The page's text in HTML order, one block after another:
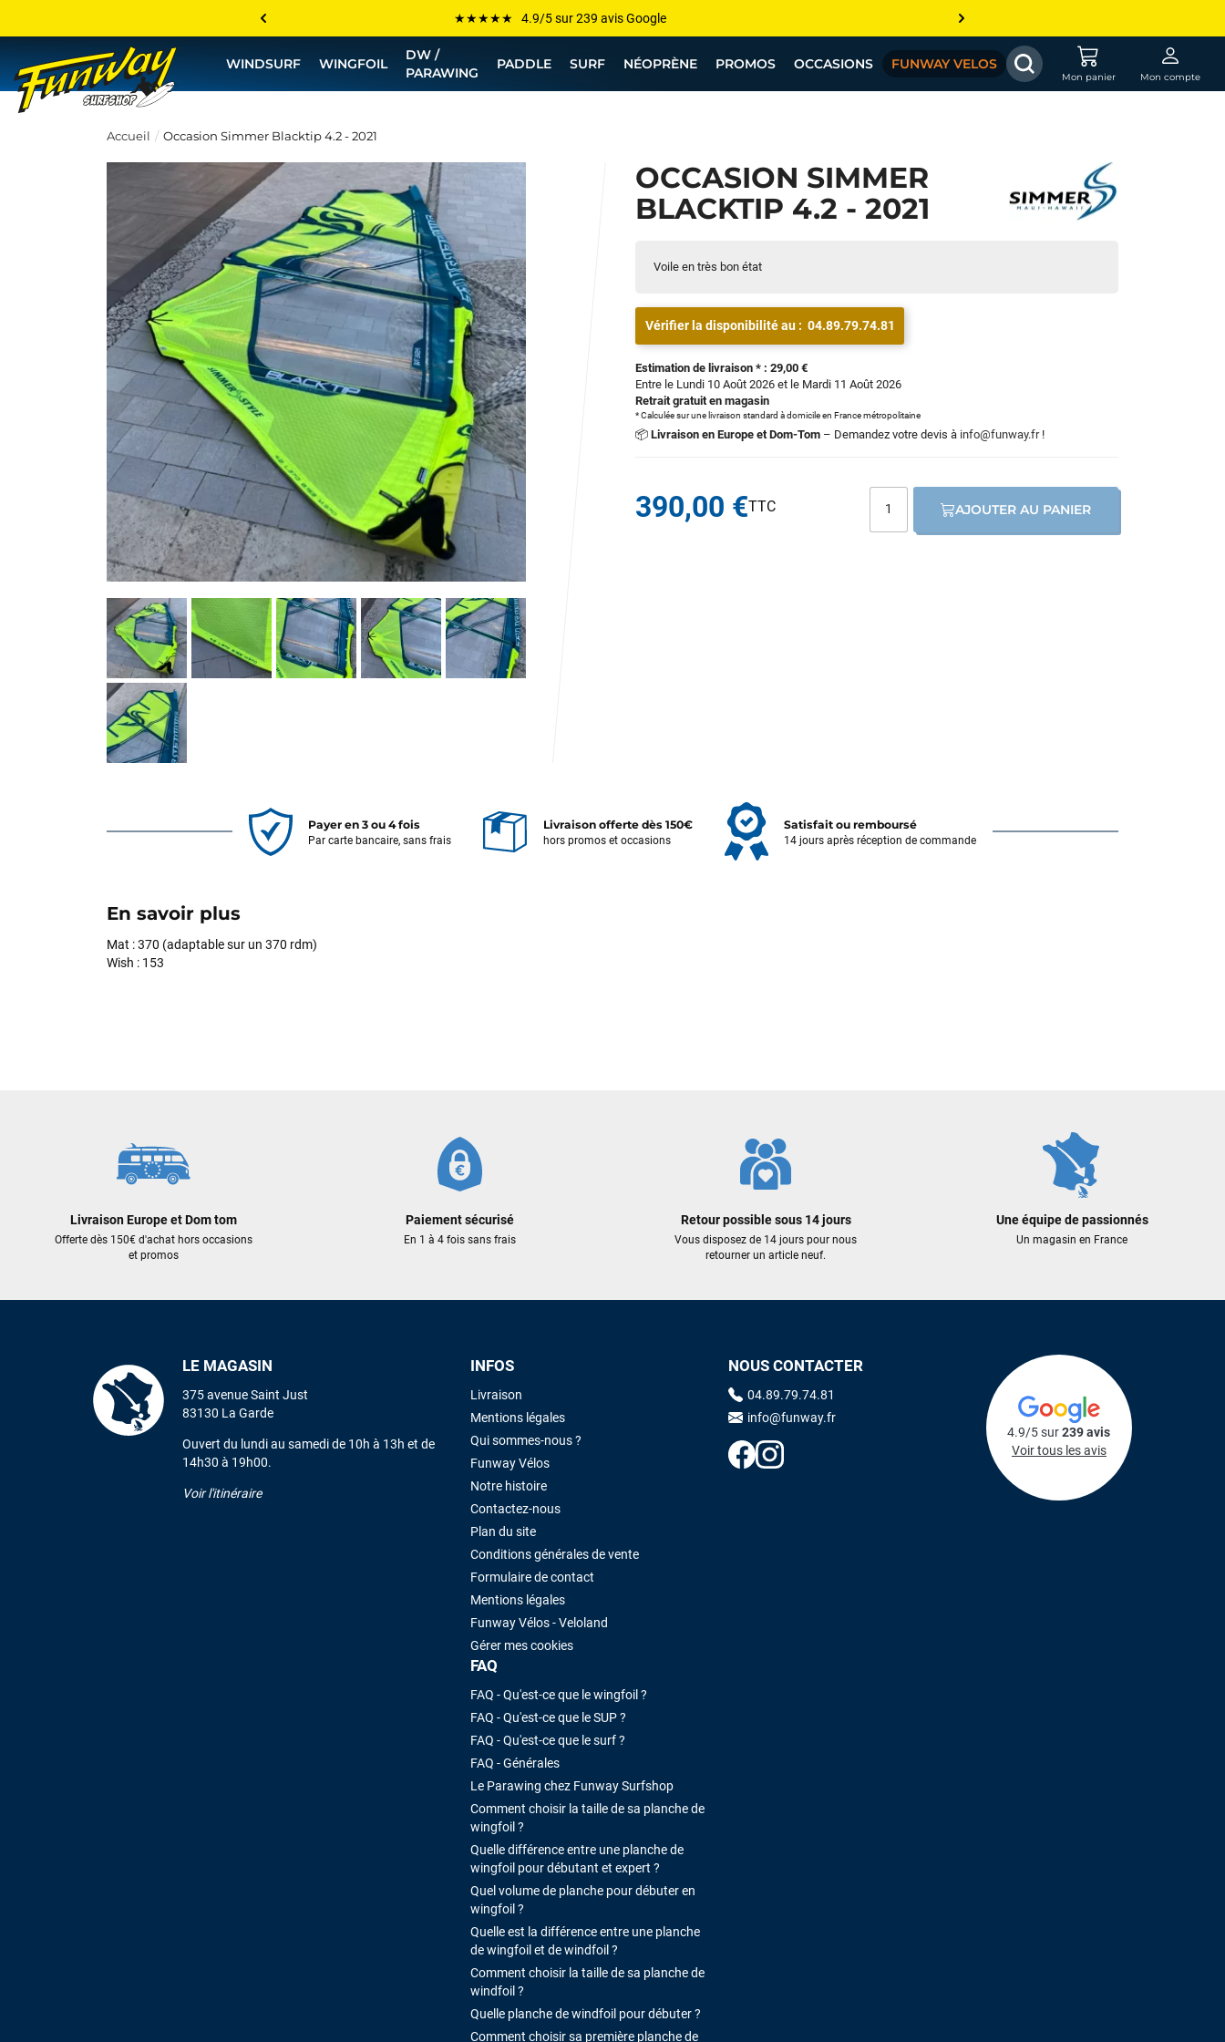
Les plus grandes marques sont chez Funway
Jusqu’à -75% de remise sur le windsurf, wingfoil, etc...
💰 Meilleur prix garanti — Moins cher ailleurs ? On s’aligne !
WINDSURF WINGFOIL
DW /
PARAWING
PADDLE SURF NÉOPRÈNE PROMOS OCCASIONS FUNWAY VELOS
Mon panier Mon compte
Accueil Occasion Simmer Blacktip 4.2 - 2021
OCCASION SIMMER
BLACKTIP 4.2 - 2021
Voile en très bon état
Vérifier la disponibilité au : 04.89.79.74.81
Estimation de livraison * : 29,00 €
Entre le Lundi 10 Août 2026 et le Mardi 11 Août 2026
Retrait gratuit en magasin
* Calculée sur une livraison standard à domicile en France métropolitaine
📦 Livraison en Europe et Dom-Tom – Demandez votre devis à info@funway.fr!
390,00 € AJOUTER AU PANIER
Payer en 3 ou 4 fois
Par carte bancaire, sans frais
Livraison offerte dès 150€
hors promos et occasions
Satisfait ou remboursé
14 jours après réception de commande
En savoir plus
Mat : 370 (adaptable sur un 370 rdm)
Wish : 153
Livraison Europe et Dom tom
Offerte dès 150€ d'achat hors occasions
et promos
Paiement sécurisé
En 1 à 4 fois sans frais
Retour possible sous 14 jours
Vous disposez de 14 jours pour nous
retourner un article neuf.
Une équipe de passionnés
Un magasin en France
LE MAGASIN
375 avenue Saint Just
83130 La Garde
Ouvert du lundi au samedi de 10h à 13h et de
14h30 à 19h00.
Voir l'itinéraire
INFOS
Livraison
Mentions légales
Qui sommes-nous ?
Funway Vélos
Notre histoire
Contactez-nous
Plan du site
Conditions générales de vente
Formulaire de contact
Mentions légales
Funway Vélos - Veloland
Gérer mes cookies
FAQ
FAQ - Qu'est-ce que le wingfoil ?
FAQ - Qu'est-ce que le SUP ?
FAQ - Qu'est-ce que le surf ?
FAQ - Générales
Le Parawing chez Funway Surfshop
Comment choisir la taille de sa planche de
wingfoil ?
Quelle différence entre une planche de
wingfoil pour débutant et expert ?
Quel volume de planche pour débuter en
wingfoil ?
Quelle est la différence entre une planche
de wingfoil et de windfoil ?
Comment choisir la taille de sa planche de
windfoil ?
Quelle planche de windfoil pour débuter ?
Comment choisir sa première planche de
NOUS CONTACTER
04.89.79.74.81
info@funway.fr
4.9/5 sur239 avis
Voir tous les avis
Sébastien BACHELIER
Cela faisait 6 mois que je galérais à remplacer ma board eux m'ont
trouvé une pépite à laquelle je n'aurais jamais pensé ! Excellent conseil
excellent prix et en plus super sympas. Merci encore pour cette severne
été rapide. La voile est arrivée en super état. Mauruuru roa.
VOIR TOUS LES AVIS LAISSER UN AVIS